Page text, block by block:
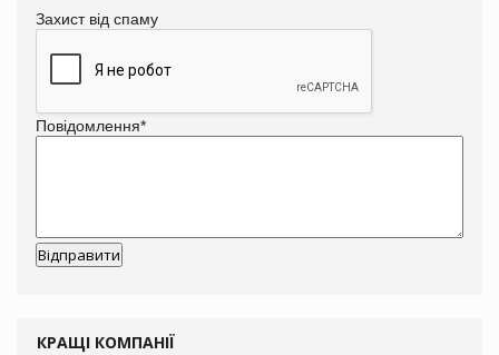
Захист від спаму
Повідомлення*
КРАЩІ КОМПАНІЇ